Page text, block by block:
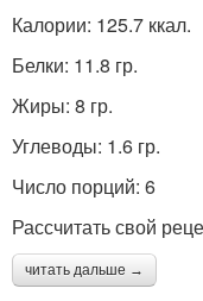
Калории: 125.7 ккал.
Белки: 11.8 гр.
Жиры: 8 гр.
Углеводы: 1.6 гр.
Число порций: 6
Рассчитать свой
читать дальше →